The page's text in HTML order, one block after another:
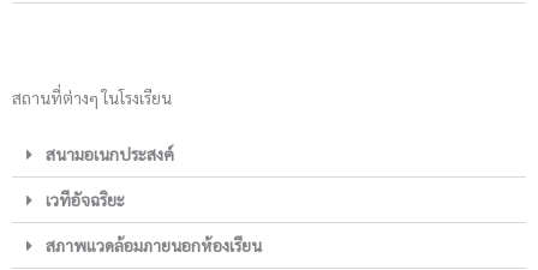
สถานที่ต่างๆ ในโรงเรียน
สนามอเนกประสงค์
เวทีอัจฉริยะ
สภาพแวดล้อมภายนอกห้องเรียน